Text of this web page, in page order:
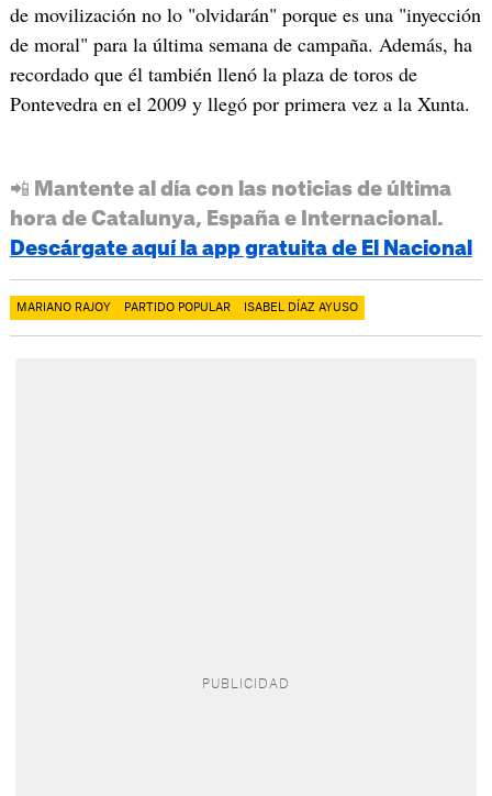
de movilización no lo "olvidarán" porque es una "inyección
de moral" para la última semana de campaña. Además, ha
recordado que él también llenó la plaza de toros de
Pontevedra en el 2009 y llegó por primera vez a la Xunta.
📲 Mantente al día con las noticias de última
hora de Catalunya, España e Internacional.
Descárgate aquí la app gratuita de El Nacional
MARIANO RAJOY PARTIDO POPULAR ISABEL DÍAZ AYUSO